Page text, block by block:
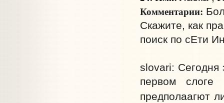
Комментарии:
Скажите, как
поиск по сЕти
slovari:
первом слоге
предполаагют